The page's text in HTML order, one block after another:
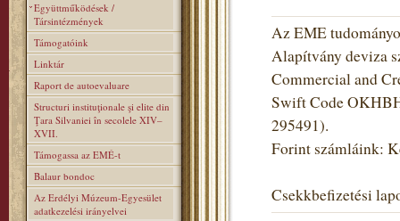
Együttműködések /
Társintézmények
Támogatóink
Linktár
Raport de autoevaluare
Structuri instituţionale şi elite din
Ţara Silvaniei în secolele XIV–
XVII.
Támogassa az EMÉ-t
Balaur bondoc
Az Erdélyi Múzeum-Egyesület
adatkezelési irányelvei
Az EME
Alapítvány deviza
Commercial and
Swift Code
295491).
Forint számláink:
Csekkbefizetési